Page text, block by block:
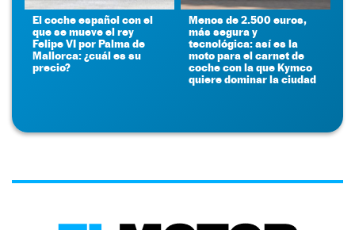
El coche español con el
que se mueve el rey
Felipe VI por Palma de
Mallorca: ¿cuál es su
precio?
Menos de 2.500 euros,
más segura y
tecnológica: así es la
moto para el carnet de
coche con la que Kymco
quiere dominar la ciudad